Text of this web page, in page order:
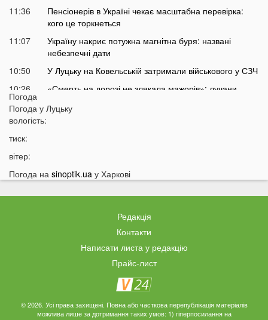
11:36
Пенсіонерів в Україні чекає масштабна перевірка:
кого це торкнеться
11:07
Україну накриє потужна магнітна буря: названі
небезпечні дати
10:50
У Луцьку на Ковельській затримали військового у СЗЧ
10:26
«Смерть на дорозі не злякала мажорів»: лучани
10:06
09:42
09:34
09:20
Українців попереджають про аномалію 6 серпня
У Луцьку зафіксували аномалію
Ці продукти потрібно викинути через 48 годин: вони
можуть бути небезпечними
кого це стосується
Погода
Погода у Луцьку
вологість:
тиск:
вітер:
Погода на sinoptik.ua у Харкові
Редакція
Контакти
Написати листа у редакцію
Прайс-лист
© 2026. Усі права захищені. Повна або часткова перепублікація матеріалів
можлива лише за дотримання таких умов: 1) гіперпосилання на